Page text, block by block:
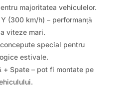
majoritatea vehiculelor.
Y (300 km/h) – performanță
viteze mari.
special pentru
estivale.
+ Spate – pot fi montate pe